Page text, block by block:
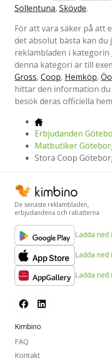
Sollentuna, Skövde.
För att vara säker på att
det absolut bästa kan
reklambladen i kategorin
denna kategori är till
Gross, Coop, Hemköp,
hittar den information
besök deras officiella
Erbjudanden
Matbutiker
Stora Coop
De senaste reklambladen,
erbjudandena och rabatterna
Ladda ned i
Ladda ned i
Ladda ned i
Kimbino
FAQ
Kontakt